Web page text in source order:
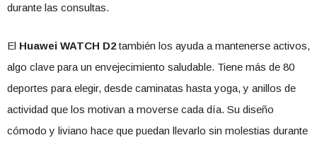
durante las consultas.
El Huawei WATCH D2también los ayuda a mantenerse activos,
algo clave para un envejecimiento saludable. Tiene más de 80
deportes para elegir, desde caminatas hasta yoga, y anillos de
actividad que los motivan a moverse cada día. Su diseño
cómodo y liviano hace que puedan llevarlo sin molestias durante